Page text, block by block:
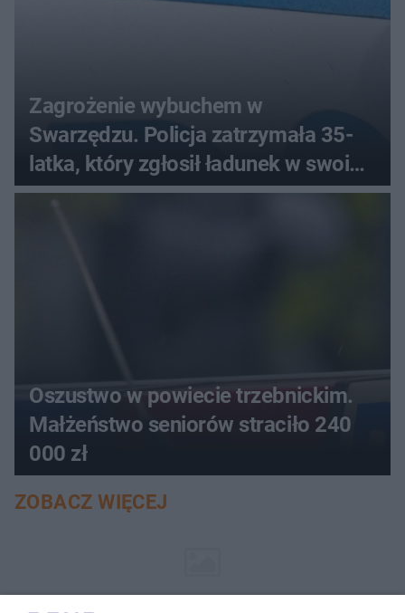
Zagrożenie wybuchem w
Swarzędzu. Policja zatrzymała 35-
latka, który zgłosił ładunek w swoim
aucie
Oszustwo w powiecie trzebnickim.
Małżeństwo seniorów straciło 240
000 zł
ZOBACZ WIĘCEJ